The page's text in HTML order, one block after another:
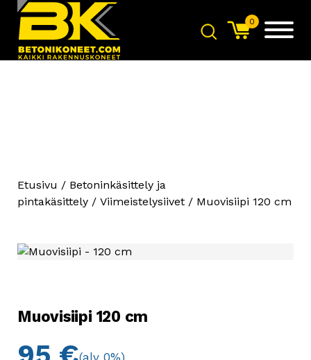
0
Etusivu / Betoninkäsittely ja
pintakäsittely / Viimeistelysiivet / Muovisiipi 120 cm
Muovisiipi 120 cm